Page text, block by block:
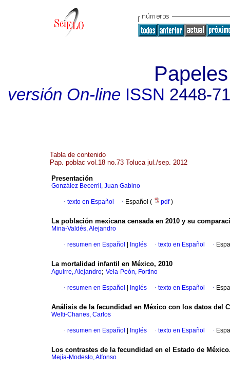
versión On-lineISSN 2448-
Tabla de contenido
Pap. poblac vol.18 no.73 Toluca jul./sep. 2012
Presentación
González Becerril, Juan Gabino
· texto en Español · Español ( pdf)
La población mexicana censada en 2010 y su
Mina-Valdés, Alejandro
· resumen en Español Inglés · texto en Español ·
La mortalidad infantil en México, 2010
Aguirre, Alejandro; Vela-Peón, Fortino
· resumen en Español Inglés · texto en Español ·
Análisis de la fecundidad en México con los datos del
Welti-Chanes, Carlos
· resumen en Español Inglés · texto en Español ·
Los contrastes de la fecundidad en el Estado de
Mejía-Modesto, Alfonso